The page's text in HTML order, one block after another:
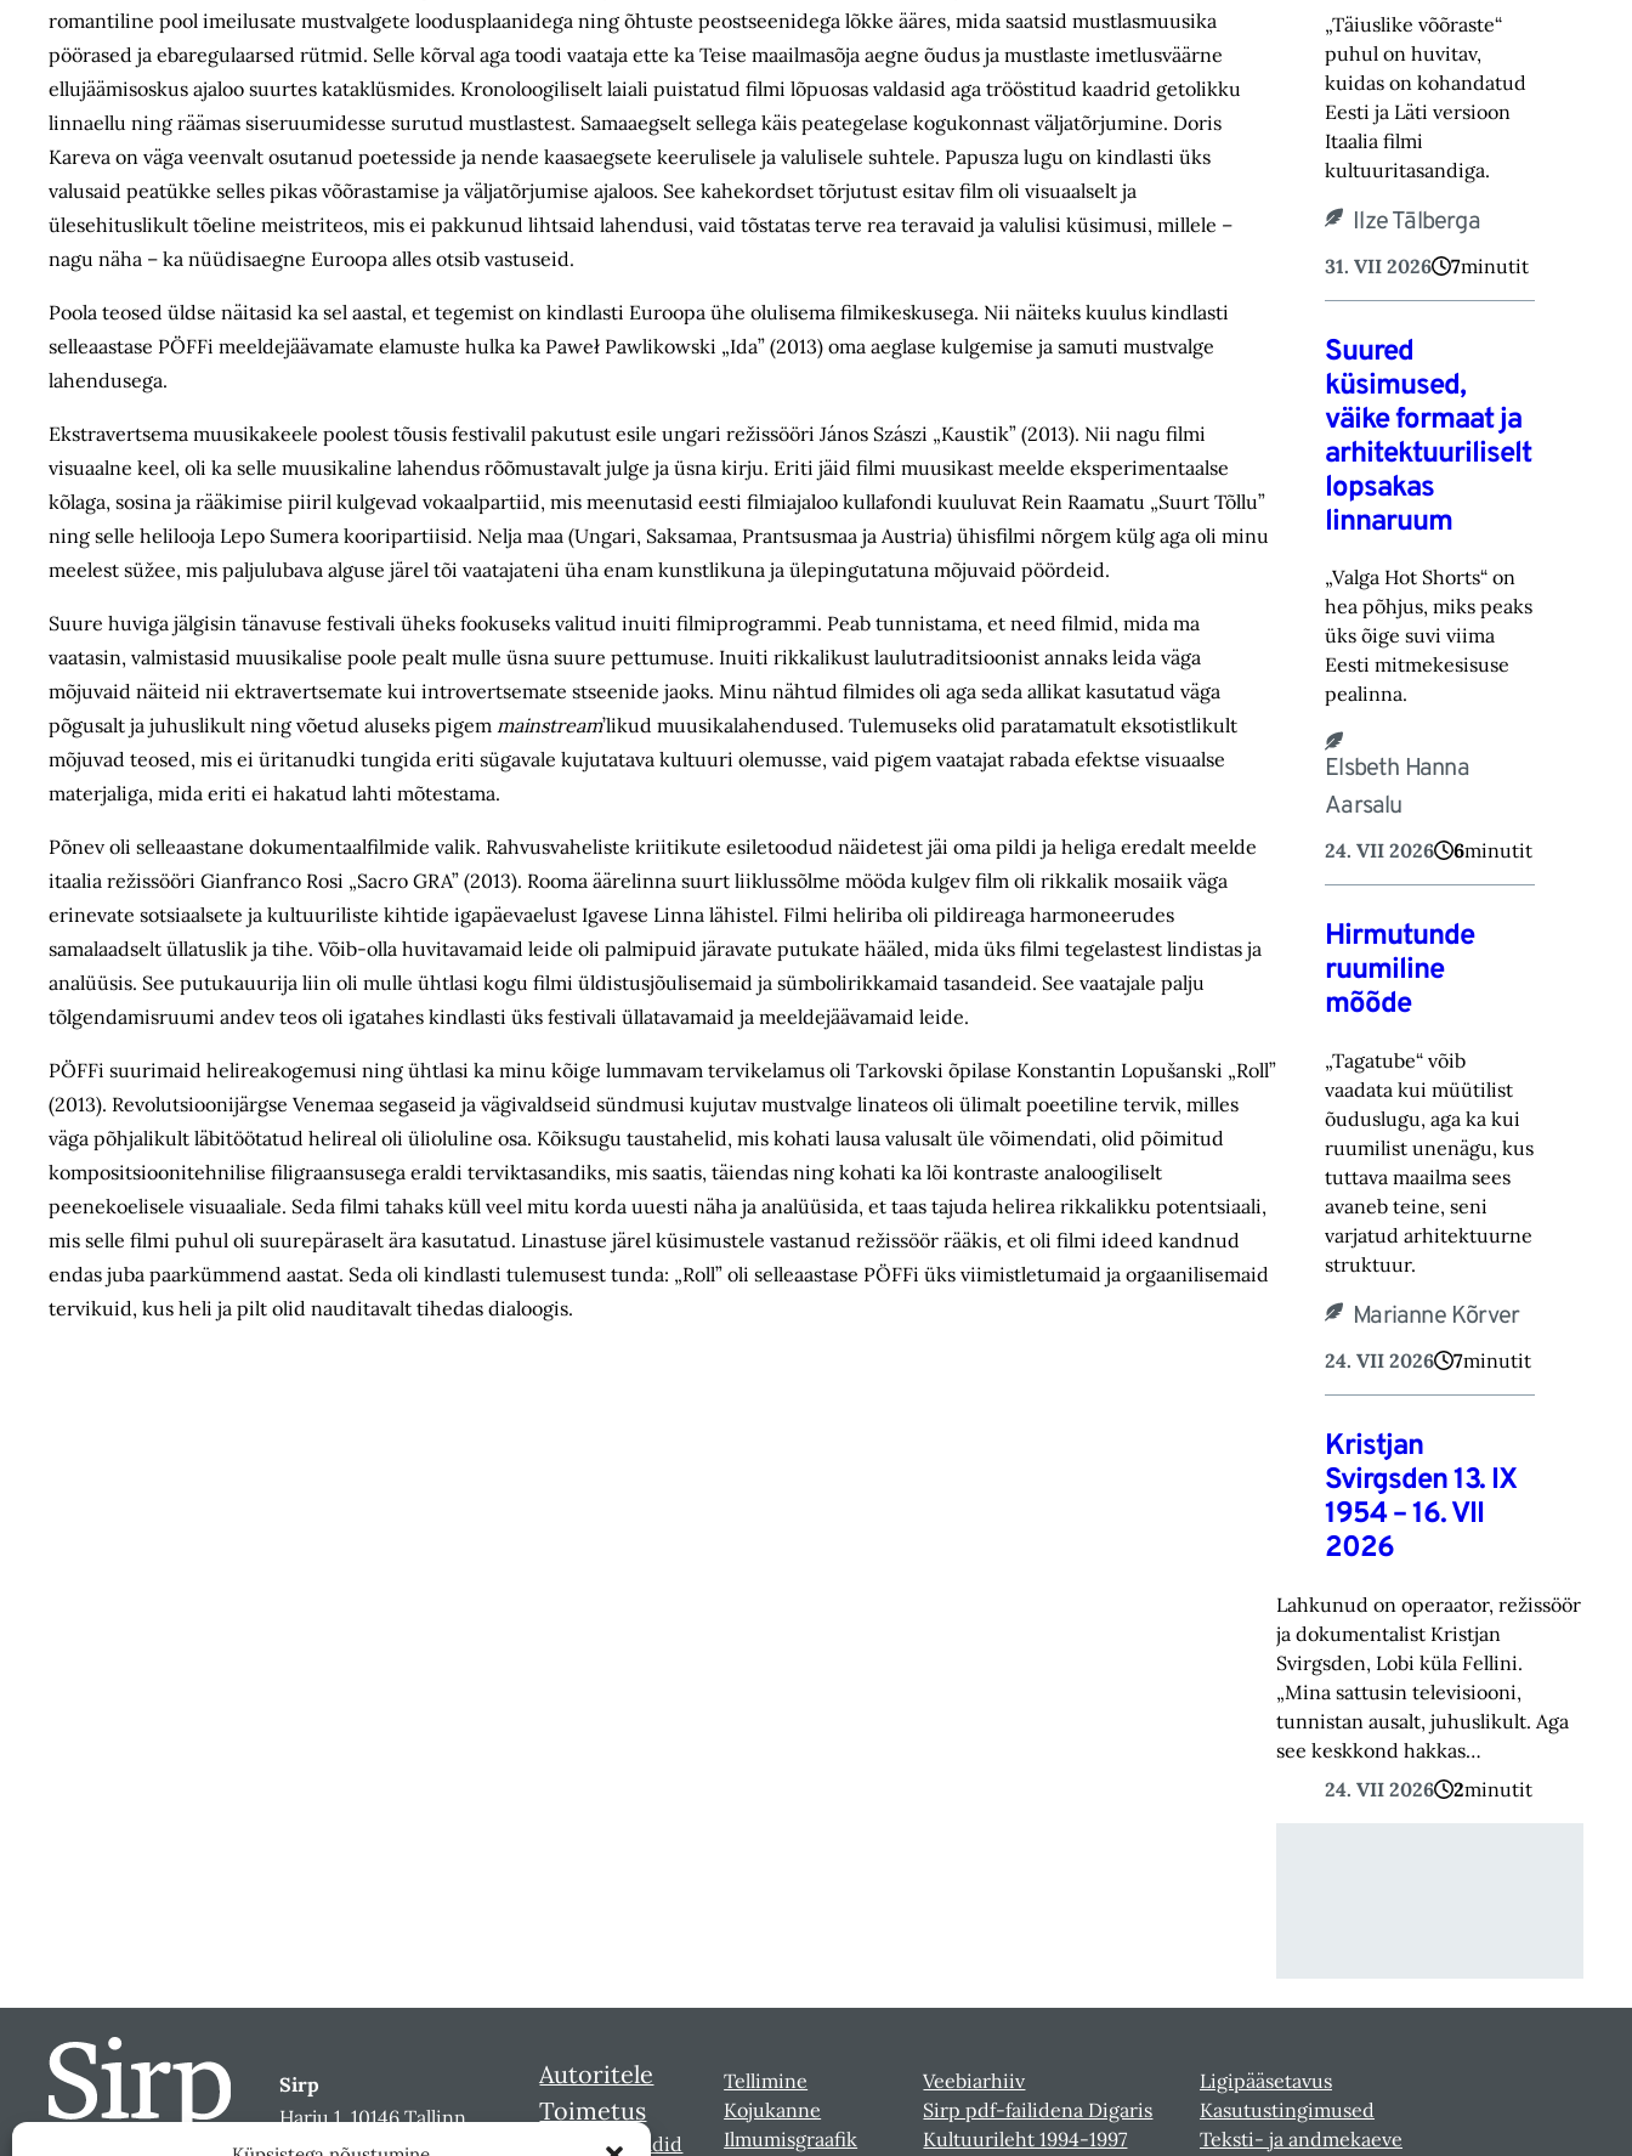
romantiline pool imeilusate mustvalgete loodusplaanidega ning õhtuste peostseenidega lõkke ääres, mida saatsid mustlasmuusika
pöörased ja ebaregulaarsed rütmid. Selle kõrval aga toodi vaataja ette ka Teise maailmasõja aegne õudus ja mustlaste imetlusväärne
ellujäämisoskus ajaloo suurtes kataklüsmides. Kronoloogiliselt laiali puistatud filmi lõpuosas valdasid aga trööstitud kaadrid getolikku
linnaellu ning räämas siseruumidesse surutud mustlastest. Samaaegselt sellega käis peategelase kogukonnast väljatõrjumine. Doris
Kareva on väga veenvalt osutanud poetesside ja nende kaasaegsete keerulisele ja valulisele suhtele. Papusza lugu on kindlasti üks
valusaid peatükke selles pikas võõrastamise ja väljatõrjumise ajaloos. See kahekordset tõrjutust esitav film oli visuaalselt ja
ülesehituslikult tõeline meistriteos, mis ei pakkunud lihtsaid lahendusi, vaid tõstatas terve rea teravaid ja valulisi küsimusi, millele –
nagu näha – ka nüüdisaegne Euroopa alles otsib vastuseid.
Poola teosed üldse näitasid ka sel aastal, et tegemist on kindlasti Euroopa ühe olulisema filmikeskusega. Nii näiteks kuulus kindlasti
selleaastase PÖFFi meeldejäävamate elamuste hulka ka Paweł Pawlikowski „Ida” (2013) oma aeglase kulgemise ja samuti mustvalge
lahendusega.
Ekstravertsema muusikakeele poolest tõusis festivalil pakutust esile ungari režissööri János Szászi „Kaustik” (2013). Nii nagu filmi
visuaalne keel, oli ka selle muusikaline lahendus rõõmustavalt julge ja üsna kirju. Eriti jäid filmi muusikast meelde eksperimentaalse
kõlaga, sosina ja rääkimise piiril kulgevad vokaalpartiid, mis meenutasid eesti filmiajaloo kullafondi kuuluvat Rein Raamatu „Suurt Tõllu”
ning selle helilooja Lepo Sumera kooripartiisid. Nelja maa (Ungari, Saksamaa, Prantsusmaa ja Austria) ühisfilmi nõrgem külg aga oli minu
meelest süžee, mis paljulubava alguse järel tõi vaatajateni üha enam kunstlikuna ja ülepingutatuna mõjuvaid pöördeid.
Suure huviga jälgisin tänavuse festivali üheks fookuseks valitud inuiti filmiprogrammi. Peab tunnistama, et need filmid, mida ma
vaatasin, valmistasid muusikalise poole pealt mulle üsna suure pettumuse. Inuiti rikkalikust laulutraditsioonist annaks leida väga
mõjuvaid näiteid nii ektravertsemate kui introvertsemate stseenide jaoks. Minu nähtud filmides oli aga seda allikat kasutatud väga
põgusalt ja juhuslikult ning võetud aluseks pigem mainstream’likud muusikalahendused. Tulemuseks olid paratamatult eksotistlikult
mõjuvad teosed, mis ei üritanudki tungida eriti sügavale kujutatava kultuuri olemusse, vaid pigem vaatajat rabada efektse visuaalse
materjaliga, mida eriti ei hakatud lahti mõtestama.
Põnev oli selleaastane dokumentaalfilmide valik. Rahvusvaheliste kriitikute esiletoodud näidetest jäi oma pildi ja heliga eredalt meelde
itaalia režissööri Gianfranco Rosi „Sacro GRA” (2013). Rooma äärelinna suurt liiklussõlme mööda kulgev film oli rikkalik mosaiik väga
erinevate sotsiaalsete ja kultuuriliste kihtide igapäevaelust Igavese Linna lähistel. Filmi heliriba oli pildireaga harmoneerudes
samalaadselt üllatuslik ja tihe. Võib-olla huvitavamaid leide oli palmipuid järavate putukate hääled, mida üks filmi tegelastest lindistas ja
analüüsis. See putukauurija liin oli mulle ühtlasi kogu filmi üldistusjõulisemaid ja sümbolirikkamaid tasandeid. See vaatajale palju
tõlgendamisruumi andev teos oli igatahes kindlasti üks festivali üllatavamaid ja meeldejäävamaid leide.
PÖFFi suurimaid helireakogemusi ning ühtlasi ka minu kõige lummavam tervikelamus oli Tarkovski õpilase Konstantin Lopušanski „Roll”
(2013). Revolutsioonijärgse Venemaa segaseid ja vägivaldseid sündmusi kujutav mustvalge linateos oli ülimalt poeetiline tervik, milles
väga põhjalikult läbitöötatud helireal oli ülioluline osa. Kõiksugu taustahelid, mis kohati lausa valusalt üle võimendati, olid põimitud
kompositsioonitehnilise filigraansusega eraldi terviktasandiks, mis saatis, täiendas ning kohati ka lõi kontraste analoogiliselt
peenekoelisele visuaaliale. Seda filmi tahaks küll veel mitu korda uuesti näha ja analüüsida, et taas tajuda helirea rikkalikku potentsiaali,
mis selle filmi puhul oli suurepäraselt ära kasutatud. Linastuse järel küsimustele vastanud režissöör rääkis, et oli filmi ideed kandnud
endas juba paarkümmend aastat. Seda oli kindlasti tulemusest tunda: „Roll” oli selleaastase PÖFFi üks viimistletumaid ja orgaanilisemaid
tervikuid, kus heli ja pilt olid nauditavalt tihedas dialoogis.
„Täiuslike võõraste“
puhul on huvitav,
kuidas on kohandatud
Eesti ja Läti versioon
Itaalia filmi
kultuuritasandiga.
Ilze Tālberga
31. VII 2026 7minutit
Suured
küsimused,
väike formaat ja
arhitektuuriliselt
lopsakas
linnaruum
„Valga Hot Shorts“ on
hea põhjus, miks peaks
üks õige suvi viima
Eesti mitmekesisuse
pealinna.
Elsbeth Hanna
Aarsalu
24. VII 2026 6minutit
Hirmutunde
ruumiline
mõõde
„Tagatube“ võib
vaadata kui müütilist
õuduslugu, aga ka kui
ruumilist unenägu, kus
tuttava maailma sees
avaneb teine, seni
varjatud arhitektuurne
struktuur.
Marianne Kõrver
24. VII 2026 7minutit
Kristjan
Svirgsden 13. IX
1954 – 16. VII
2026
Lahkunud on operaator, režissöör
ja dokumentalist Kristjan
Svirgsden, Lobi küla Fellini.
„Mina sattusin televisiooni,
tunnistan ausalt, juhuslikult. Aga
see keskkond hakkas…
24. VII 2026
2minutit
Sirp
Harju 1, 10146 Tallinn
sirp@sirp.ee
Autoritele
Toimetus
Sirbi laureaadid
Tellimine
Kojukanne
Ilmumisgraafik
Veebiarhiiv
Sirp pdf-failidena Digaris
Kultuurileht 1994-1997
Ligipääsetavus
Kasutustingimused
Teksti- ja andmekaeve